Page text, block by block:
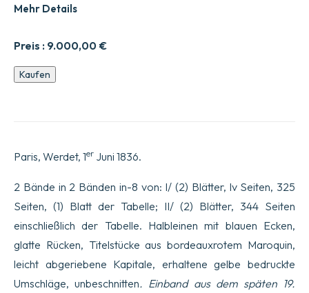
Preis : 9.000,00 €
Mehr Details
Die
Lilie
Kaufen
Paris, Werdet, 1er Juni 1836.
2 Bände in 2 Bänden in-8 von: I/ (2) Blätter, lv Seiten, 325
Seiten, (1) Blatt der Tabelle; II/ (2) Blätter, 344 Seiten
einschließlich der Tabelle. Halbleinen mit blauen Ecken,
glatte Rücken, Titelstücke aus bordeauxrotem Maroquin,
leicht abgeriebene Kapitale, erhaltene gelbe bedruckte
Umschläge, unbeschnitten. Einband aus dem späten 19.